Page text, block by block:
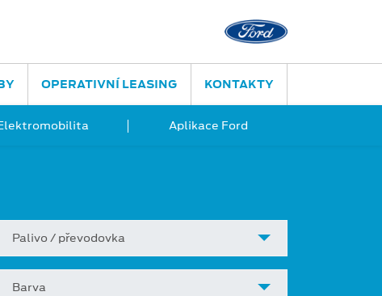
Aplikace Ford
OPERATIVNÍ LEASING KONTAKTY
Palivo / převodovka
Barva